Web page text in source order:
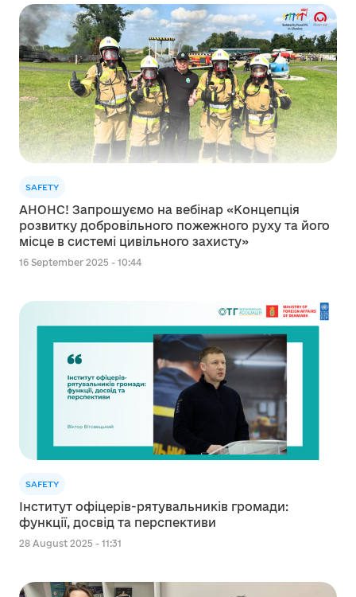
SAFETY
АНОНС! Запрошуємо на вебінар «Концепція
розвитку добровільного пожежного руху та його
місце в системі цивільного захисту»
16 September 2025 - 10:44
SAFETY
Інститут офіцерів-рятувальників громади:
функції, досвід та перспективи
28 August 2025 - 11:31